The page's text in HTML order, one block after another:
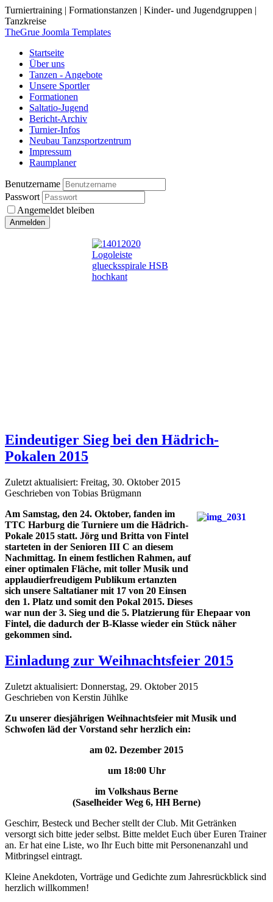
Turniertraining | Formationstanzen | Kinder- und Jugendgruppen |
Tanzkreise
TheGrue Joomla Templates
Startseite
Über uns
Tanzen - Angebote
Unsere Sportler
Formationen
Saltatio-Jugend
Bericht-Archiv
Turnier-Infos
Neubau Tanzsportzentrum
Impressum
Raumplaner
Benutzername
Passwort
Angemeldet bleiben
Eindeutiger Sieg bei den Hädrich-
Pokalen 2015
Zuletzt aktualisiert: Freitag, 30. Oktober 2015
Geschrieben von Tobias Brügmann
Am Samstag, den 24. Oktober, fanden im
TTC Harburg die Turniere um die Hädrich-
Pokale 2015 statt. Jörg und Britta von Fintel
starteten in der Senioren III C an diesem
Nachmittag. In einem festlichen Rahmen, auf
einer optimalen Fläche, mit toller Musik und
applaudierfreudigem Publikum ertanzten
sich unsere Saltatianer mit 17 von 20 Einsen
den 1. Platz und somit den Pokal 2015. Dieses
war nun der 3. Sieg und die 5. Platzierung für Ehepaar von
Fintel, die dadurch der B-Klasse wieder ein Stück näher
gekommen sind.
Einladung zur Weihnachtsfeier 2015
Zuletzt aktualisiert: Donnerstag, 29. Oktober 2015
Geschrieben von Kerstin Jühlke
Zu unserer diesjährigen Weihnachtsfeier mit Musik und
Schwofen läd der Vorstand sehr herzlich ein:
am 02. Dezember 2015
um 18:00 Uhr
im Volkshaus Berne
(Saselheider Weg 6, HH Berne)
Geschirr, Besteck und Becher stellt der Club. Mit Getränken
versorgt sich bitte jeder selbst. Bitte meldet Euch über Euren Trainer
an. Er hat eine Liste, wo Ihr Euch bitte mit Personenanzahl und
Mitbringsel eintragt.
Kleine Anekdoten, Vorträge und Gedichte zum Jahresrückblick sind
herzlich willkommen!